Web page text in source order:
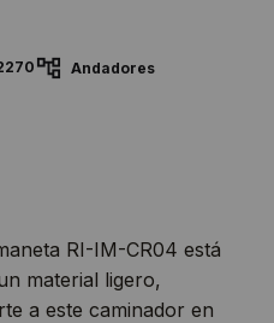
Andadores
RI-IM-CR04 está
material ligero,
a este caminador en